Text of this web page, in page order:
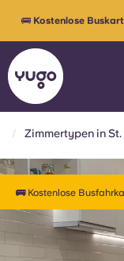
Über uns
Standorte
🚌 Kostenlose
Zimmertypen in
🚌 Kostenlose